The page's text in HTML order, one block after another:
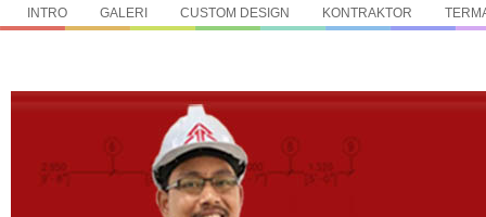
INTRO GALERI CUSTOM DESIGN KONTRAKTOR